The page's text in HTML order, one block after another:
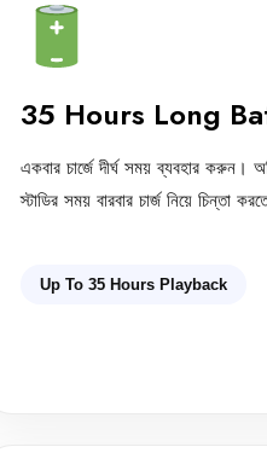
35 Hours Long
একবার চার্জে দীর্ঘ সময় ব্যবহার করুন।
স্টাডির সময় বারবার চার্জ নিয়ে চিন্তা
Up To 35 Hours Playback